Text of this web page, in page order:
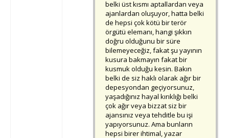
belki üst kısmı aptallardan veya
ajanlardan oluşuyor, hatta belki
de hepsi çok kötü bir terör
örgütü elemanı, hangi şıkkın
doğru olduğunu bir süre
bilemeyeceğiz, fakat şu yayının
kusura bakmayın fakat bir
kusmuk olduğu kesin. Bakın
belki de siz haklı olarak ağır bir
depesyondan geçiyorsunuz,
yaşadığınız hayal kırıklığı belki
çok ağır veya bizzat siz bir
ajansınız veya tehditle bu işi
yapıyorsunuz. Ama bunların
hepsi birer ihtimal, yazar